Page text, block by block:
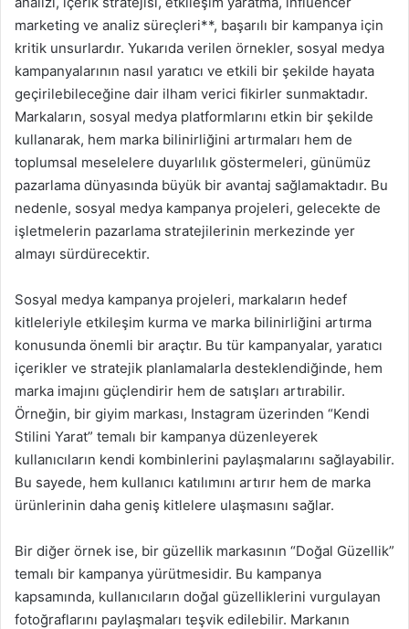
marketing ve analiz süreçleri**, başarılı bir kampanya için
kritik unsurlardır. Yukarıda verilen örnekler, sosyal medya
kampanyalarının nasıl yaratıcı ve etkili bir şekilde hayata
geçirilebileceğine dair ilham verici fikirler sunmaktadır.
Markaların, sosyal medya platformlarını etkin bir şekilde
kullanarak, hem marka bilinirliğini artırmaları hem de
toplumsal meselelere duyarlılık göstermeleri, günümüz
pazarlama dünyasında büyük bir avantaj sağlamaktadır. Bu
nedenle, sosyal medya kampanya projeleri, gelecekte de
işletmelerin pazarlama stratejilerinin merkezinde yer
almayı sürdürecektir.
Sosyal medya kampanya projeleri, markaların hedef
kitleleriyle etkileşim kurma ve marka bilinirliğini artırma
konusunda önemli bir araçtır. Bu tür kampanyalar, yaratıcı
içerikler ve stratejik planlamalarla desteklendiğinde, hem
marka imajını güçlendirir hem de satışları artırabilir.
Örneğin, bir giyim markası, Instagram üzerinden “Kendi
Stilini Yarat” temalı bir kampanya düzenleyerek
kullanıcıların kendi kombinlerini paylaşmalarını sağlayabilir.
Bu sayede, hem kullanıcı katılımını artırır hem de marka
ürünlerinin daha geniş kitlelere ulaşmasını sağlar.
Bir diğer örnek ise, bir güzellik markasının “Doğal Güzellik”
temalı bir kampanya yürütmesidir. Bu kampanya
kapsamında, kullanıcıların doğal güzelliklerini vurgulayan
fotoğraflarını paylaşmaları teşvik edilebilir. Markanın